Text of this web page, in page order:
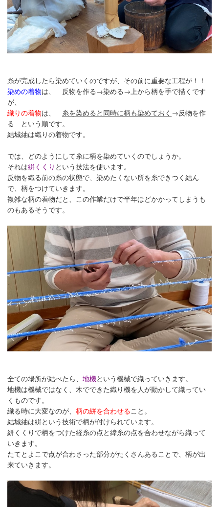
糸が完成したら染めていくのですが、その前に重要な工程が！！
染めの着物は、 反物を作る→染める→上から柄を手で描くです
が、
織りの着物は、 糸を染めると同時に柄も染めておく →反物を作
る という順です。
結城紬は織りの着物です。
では、どのようにして糸に柄を染めていくのでしょうか。
それは絣くくり という技法を使います。
反物を織る前の糸の状態で、染めたくない所を糸できつく結ん
で、柄をつけていきます。
複雑な柄の着物だと、この作業だけで半年ほどかかってしまうも
のもあるそうです。
全ての場所が結べたら、 地機という機械で織っていきます。
地機は機械ではなく、木でできた織り機を人が動かして織ってい
くものです。
織る時に大変なのが、 柄の絣を合わせること。
結城紬は絣という技術で柄が付けられています。
絣くくりで柄をつけた経糸の点と緯糸の点を合わせながら織って
いきます。
たてとよこで点が合わさった部分がたくさんあることで、柄が出
来ていきます。